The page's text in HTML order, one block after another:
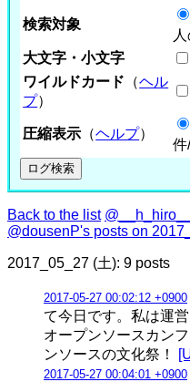
検索対象
大文字・小文字
ワイルドカード （ヘル
プ）
圧縮表示 （ヘルプ）
件
Back to the list
@dousenP's posts on
2017_05_27 (土): 9 posts
2017-05-27 00:02:12 +0900
て今日です。私は運
オープンソースカン
ンソースの文化祭！
2017-05-27 00:04:01 +0900